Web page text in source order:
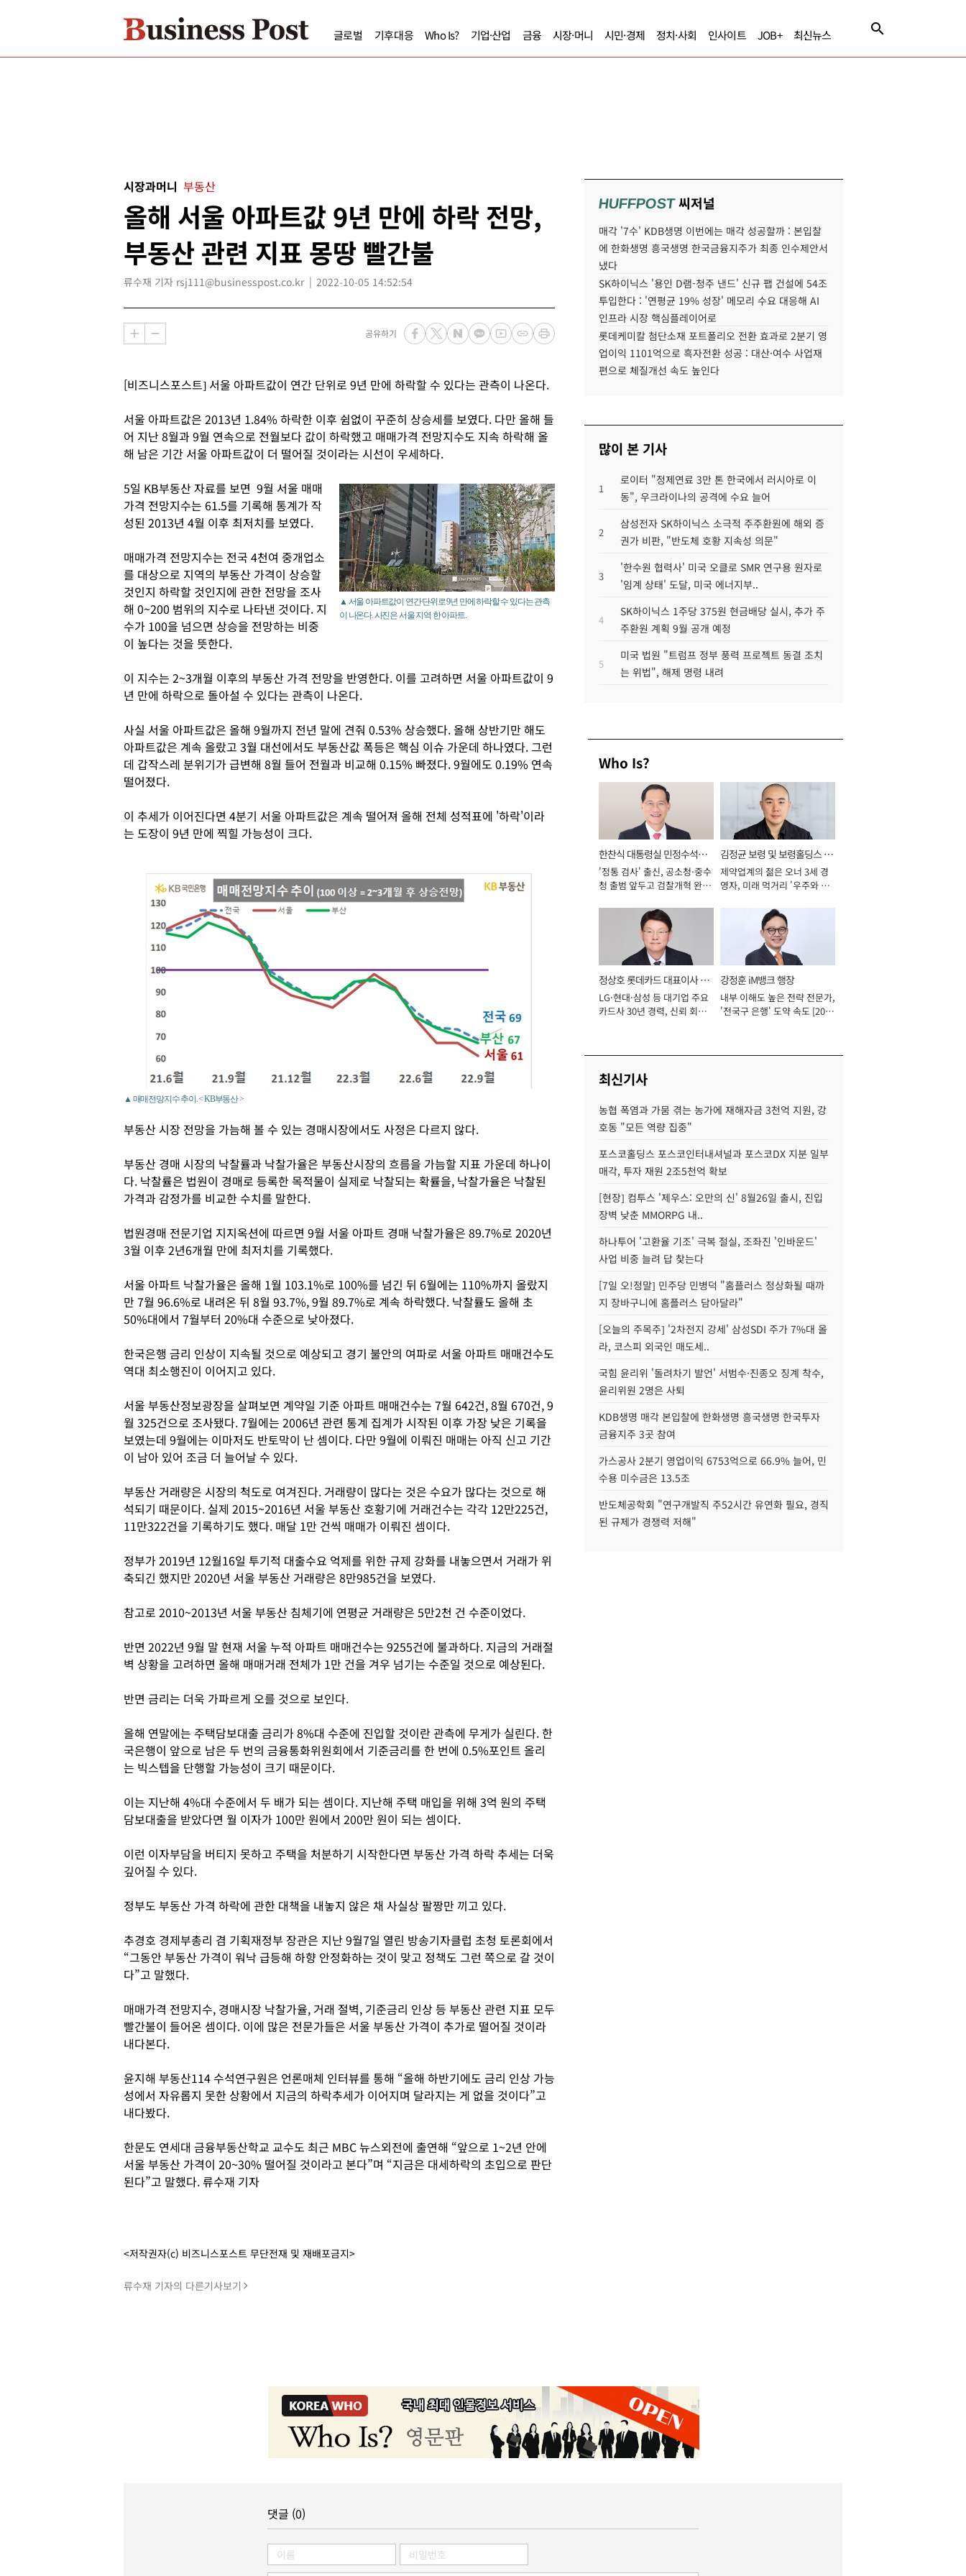
글로벌 기후대응 Who Is? 기업·산업 금융 시장·머니 시민·경제 정치·사회 인사이트 JOB+ 최신뉴스
시장과머니 부동산
올해 서울 아파트값 9년 만에 하락 전망,
부동산 관련 지표 몽땅 빨간불
류수재 기자 rsj111@businesspost.co.kr 2022-10-05 14:52:54
공유하기
[비즈니스포스트] 서울 아파트값이 연간 단위로 9년 만에 하락할 수 있다는 관측이 나온다.
서울 아파트값은 2013년 1.84% 하락한 이후 쉼없이 꾸준히 상승세를 보였다. 다만 올해 들
어 지난 8월과 9월 연속으로 전월보다 값이 하락했고 매매가격 전망지수도 지속 하락해 올
해 남은 기간 서울 아파트값이 더 떨어질 것이라는 시선이 우세하다.
▲ 서울 아파트값이 연간 단위로 9년 만에 하락할 수 있다는 관측
이 나온다. 사진은 서울 지역 한 아파트.
5일 KB부동산 자료를 보면 9월 서울 매매
가격 전망지수는 61.5를 기록해 통계가 작
성된 2013년 4월 이후 최저치를 보였다.
매매가격 전망지수는 전국 4천여 중개업소
를 대상으로 지역의 부동산 가격이 상승할
것인지 하락할 것인지에 관한 전망을 조사
해 0~200 범위의 지수로 나타낸 것이다. 지
수가 100을 넘으면 상승을 전망하는 비중
이 높다는 것을 뜻한다.
이 지수는 2~3개월 이후의 부동산 가격 전망을 반영한다. 이를 고려하면 서울 아파트값이 9
년 만에 하락으로 돌아설 수 있다는 관측이 나온다.
사실 서울 아파트값은 올해 9월까지 전년 말에 견줘 0.53% 상승했다. 올해 상반기만 해도
아파트값은 계속 올랐고 3월 대선에서도 부동산값 폭등은 핵심 이슈 가운데 하나였다. 그런
데 갑작스레 분위기가 급변해 8월 들어 전월과 비교해 0.15% 빠졌다. 9월에도 0.19% 연속
떨어졌다.
이 추세가 이어진다면 4분기 서울 아파트값은 계속 떨어져 올해 전체 성적표에 '하락'이라
는 도장이 9년 만에 찍힐 가능성이 크다.
▲ 매매전망지수 추이. < KB부동산 >
부동산 시장 전망을 가늠해 볼 수 있는 경매시장에서도 사정은 다르지 않다.
부동산 경매 시장의 낙찰률과 낙찰가율은 부동산시장의 흐름을 가늠할 지표 가운데 하나이
다. 낙찰률은 법원이 경매로 등록한 목적물이 실제로 낙찰되는 확률을, 낙찰가율은 낙찰된
가격과 감정가를 비교한 수치를 말한다.
법원경매 전문기업 지지옥션에 따르면 9월 서울 아파트 경매 낙찰가율은 89.7%로 2020년
3월 이후 2년6개월 만에 최저치를 기록했다.
서울 아파트 낙찰가율은 올해 1월 103.1%로 100%를 넘긴 뒤 6월에는 110%까지 올랐지
만 7월 96.6%로 내려온 뒤 8월 93.7%, 9월 89.7%로 계속 하락했다. 낙찰률도 올해 초
50%대에서 7월부터 20%대 수준으로 낮아졌다.
한국은행 금리 인상이 지속될 것으로 예상되고 경기 불안의 여파로 서울 아파트 매매건수도
역대 최소행진이 이어지고 있다.
서울 부동산정보광장을 살펴보면 계약일 기준 아파트 매매건수는 7월 642건, 8월 670건, 9
월 325건으로 조사됐다. 7월에는 2006년 관련 통계 집계가 시작된 이후 가장 낮은 기록을
보였는데 9월에는 이마저도 반토막이 난 셈이다. 다만 9월에 이뤄진 매매는 아직 신고 기간
이 남아 있어 조금 더 늘어날 수 있다.
부동산 거래량은 시장의 척도로 여겨진다. 거래량이 많다는 것은 수요가 많다는 것으로 해
석되기 때문이다. 실제 2015~2016년 서울 부동산 호황기에 거래건수는 각각 12만225건,
11만322건을 기록하기도 했다. 매달 1만 건씩 매매가 이뤄진 셈이다.
정부가 2019년 12월16일 투기적 대출수요 억제를 위한 규제 강화를 내놓으면서 거래가 위
축되긴 했지만 2020년 서울 부동산 거래량은 8만985건을 보였다.
참고로 2010~2013년 서울 부동산 침체기에 연평균 거래량은 5만2천 건 수준이었다.
반면 2022년 9월 말 현재 서울 누적 아파트 매매건수는 9255건에 불과하다. 지금의 거래절
벽 상황을 고려하면 올해 매매거래 전체가 1만 건을 겨우 넘기는 수준일 것으로 예상된다.
반면 금리는 더욱 가파르게 오를 것으로 보인다.
올해 연말에는 주택담보대출 금리가 8%대 수준에 진입할 것이란 관측에 무게가 실린다. 한
국은행이 앞으로 남은 두 번의 금융통화위원회에서 기준금리를 한 번에 0.5%포인트 올리
는 빅스텝을 단행할 가능성이 크기 때문이다.
이는 지난해 4%대 수준에서 두 배가 되는 셈이다. 지난해 주택 매입을 위해 3억 원의 주택
담보대출을 받았다면 월 이자가 100만 원에서 200만 원이 되는 셈이다.
이런 이자부담을 버티지 못하고 주택을 처분하기 시작한다면 부동산 가격 하락 추세는 더욱
깊어질 수 있다.
정부도 부동산 가격 하락에 관한 대책을 내놓지 않은 채 사실상 팔짱만 끼고 있다.
추경호 경제부총리 겸 기획재정부 장관은 지난 9월7일 열린 방송기자클럽 초청 토론회에서
“그동안 부동산 가격이 워낙 급등해 하향 안정화하는 것이 맞고 정책도 그런 쪽으로 갈 것이
다”고 말했다.
매매가격 전망지수, 경매시장 낙찰가율, 거래 절벽, 기준금리 인상 등 부동산 관련 지표 모두
빨간불이 들어온 셈이다. 이에 많은 전문가들은 서울 부동산 가격이 추가로 떨어질 것이라
내다본다.
윤지해 부동산114 수석연구원은 언론매체 인터뷰를 통해 “올해 하반기에도 금리 인상 가능
성에서 자유롭지 못한 상황에서 지금의 하락추세가 이어지며 달라지는 게 없을 것이다”고
내다봤다.
한문도 연세대 금융부동산학교 교수도 최근 MBC 뉴스외전에 출연해 “앞으로 1~2년 안에
서울 부동산 가격이 20~30% 떨어질 것이라고 본다”며 “지금은 대세하락의 초입으로 판단
된다”고 말했다. 류수재 기자
<저작권자(c) 비즈니스포스트 무단전재 및 재배포금지>
류수재 기자의 다른기사보기
HUFFPOST씨저널
매각 '7수' KDB생명 이번에는 매각 성공할까 : 본입찰
에 한화생명 흥국생명 한국금융지주가 최종 인수제안서
냈다
SK하이닉스 '용인 D램-청주 낸드' 신규 팹 건설에 54조
투입한다 : '연평균 19% 성장' 메모리 수요 대응해 AI
인프라 시장 핵심플레이어로
롯데케미칼 첨단소재 포트폴리오 전환 효과로 2분기 영
업이익 1101억으로 흑자전환 성공 : 대산·여수 사업재
편으로 체질개선 속도 높인다
많이 본 기사
1
로이터 "정제연료 3만 톤 한국에서 러시아로 이
동", 우크라이나의 공격에 수요 늘어
2
삼성전자 SK하이닉스 소극적 주주환원에 해외 증
권가 비판, "반도체 호황 지속성 의문"
3
'한수원 협력사' 미국 오클로 SMR 연구용 원자로
'임계 상태' 도달, 미국 에너지부..
4
SK하이닉스 1주당 375원 현금배당 실시, 추가 주
주환원 계획 9월 공개 예정
5
미국 법원 "트럼프 정부 풍력 프로젝트 동결 조치
는 위법", 해제 명령 내려
Who Is?
한찬식 대통령실 민정수석비
서관
'정통 검사' 출신, 공소청·중수
청 출범 앞두고 검찰개혁 완수
김정균 보령 및 보령홀딩스 대
표이사 사장
제약업계의 젊은 오너 3세 경
영자, 미래 먹거리 '우주와 헬
정상호 롯데카드 대표이사 사
장
LG·현대·삼성 등 대기업 주요
카드사 30년 경력, 신뢰 회복
강정훈 iM뱅크 행장
내부 이해도 높은 전략 전문가,
'전국구 은행' 도약 속도 [2026
최신기사
농협 폭염과 가뭄 겪는 농가에 재해자금 3천억 지원, 강
호동 "모든 역량 집중"
포스코홀딩스 포스코인터내셔널과 포스코DX 지분 일부
매각, 투자 재원 2조5천억 확보
[현장] 컴투스 '제우스: 오만의 신' 8월26일 출시, 진입
장벽 낮춘 MMORPG 내..
하나투어 '고환율 기조' 극복 절실, 조좌진 '인바운드'
사업 비중 늘려 답 찾는다
[7일 오!정말] 민주당 민병덕 "홈플러스 정상화될 때까
지 장바구니에 홈플러스 담아달라"
[오늘의 주목주] '2차전지 강세' 삼성SDI 주가 7%대 올
라, 코스피 외국인 매도세..
국힘 윤리위 '돌려차기 발언' 서범수·진종오 징계 착수,
윤리위원 2명은 사퇴
KDB생명 매각 본입찰에 한화생명 흥국생명 한국투자
금융지주 3곳 참여
가스공사 2분기 영업이익 6753억으로 66.9% 늘어, 민
수용 미수금은 13.5조
반도체공학회 "연구개발직 주52시간 유연화 필요, 경직
된 규제가 경쟁력 저해"
댓글 (0)